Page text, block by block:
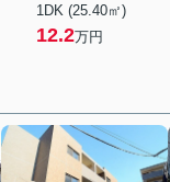
1DK (25.40㎡)
12.2万円